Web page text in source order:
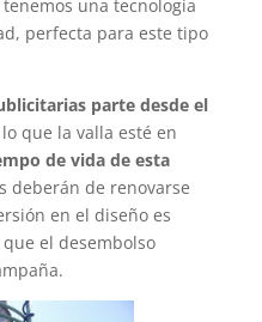
una tecnología
perfecta para este tipo
parte desde el
que la valla esté en
de vida de esta
deberán de renovarse
en el diseño es
el desembolso